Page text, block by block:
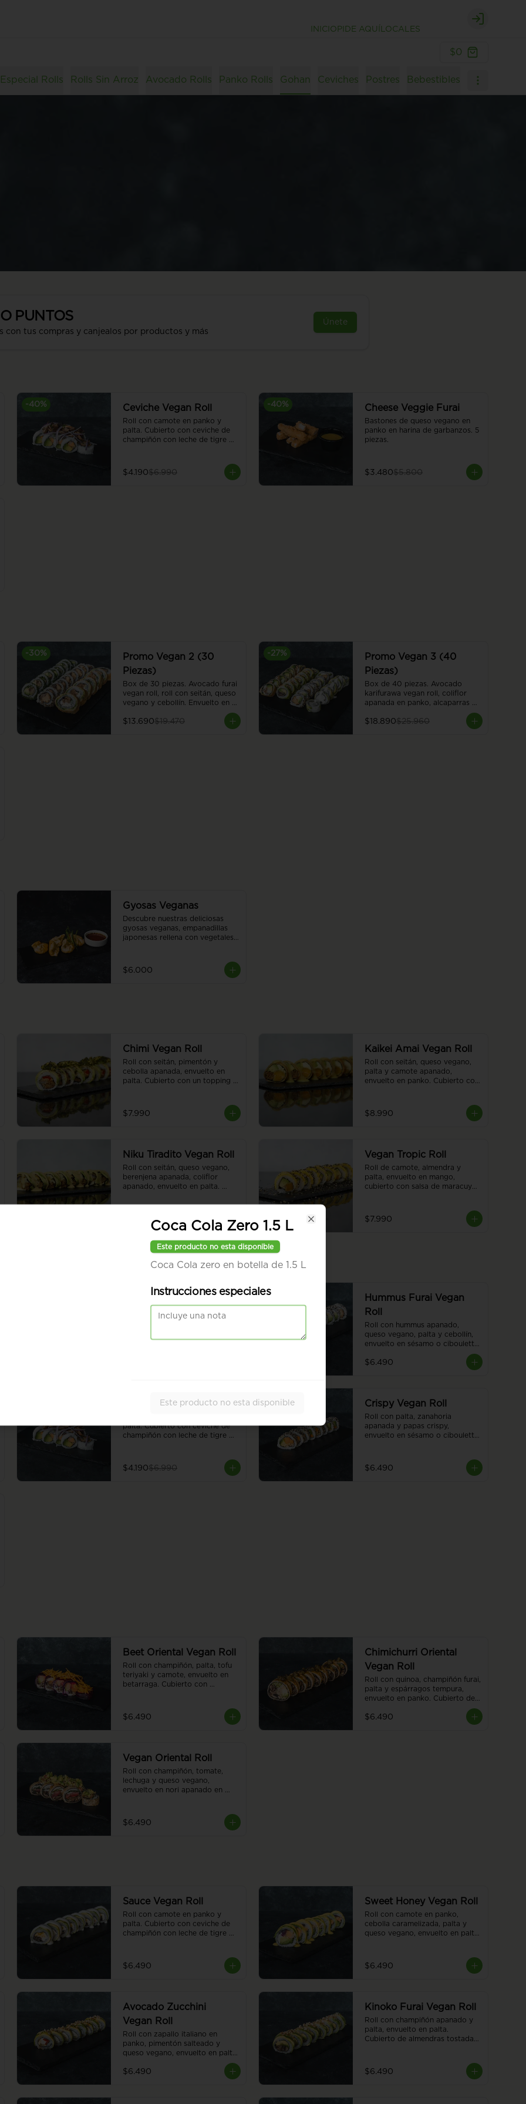
INICIO PIDE AQUÍ LOCALES
Login
$0
Especial Rolls Rolls Sin Arroz Avocado Rolls Panko Rolls Gohan Ceviches Postres Bebestibles
PUNTOS
con tus compras y canjealos por productos y más
Únete
-40% Ceviche Vegan Roll
Roll con camote en panko y
palta. Cubierto con ceviche de
champiñón con leche de tigre
$4.190$6.990
-40% Cheese Veggie Furai
Bastones de queso vegano en
panko en harina de garbanzos. 5
piezas.
$3.480$5.800
-30%
Promo Vegan 2 (30
Piezas)
Box de 30 piezas. Avocado furai
vegan roll, roll con seitán, queso
vegano y cebollín. Envuelto en
furai vegan roll, berenjena
$13.690$19.470
-27%
Promo Vegan 3 (40
Piezas)
Box de 40 piezas. Avocado
karifurawa vegan roll, coliflor
apanada en panko, alcaparras y
queso vegano, envuelto en palta.
Cubierto con salsa acevichada
vegana. Hummus furai vegan roll,
$18.890$25.960
Gyosas Veganas
Descubre nuestras deliciosas
gyosas veganas, empanadillas
japonesas rellena con vegetales
$6.000
Chimi Vegan Roll
Roll con seitán, pimentón y
cebolla apanada, envuelto en
palta. Cubierto con un topping
$7.990
Kaikei Amai Vegan Roll
Roll con seitán, queso vegano,
palta y camote apanado,
envuelto en panko. Cubierto con
$8.990
Niku Tiradito Vegan Roll
Roll con seitán, queso vegano,
berenjena apanada, coliflor
apanado, envuelto en palta.
vegano. Sin arroz. 8 piezas.
Vegan Tropic Roll
Roll de camote, almendra y
palta, envuelto en mango,
cubierto con salsa de maracuyá
$7.990
Red Hummus Vegan
Hummus Furai Vegan
Roll
Roll con hummus apanado,
queso vegano, palta y cebollín,
envuelto en sésamo o ciboulette
$6.490
Ceviche Vegan Roll
palta. Cubierto con ceviche de
champiñón con leche de tigre
$4.190$6.990
Crispy Vegan Roll
Roll con palta, zanahoria
apanada y papas crispy,
envuelto en sésamo o ciboulette
$6.490
Beet Oriental Vegan Roll
Roll con champiñón, palta, tofu
teriyaki y camote, envuelto en
betarraga. Cubierto con
$6.490
Chimichurri Oriental
Vegan Roll
Roll con quinoa, champiñón furai,
palta y espárragos tempura,
envuelto en panko. Cubierto de
piezas.
$6.490
Vegan Oriental Roll
Roll con champiñón, tomate,
lechuga y queso vegano,
envuelto en nori apanado en
$6.490
Sauce Vegan Roll
Roll con camote en panko y
palta. Cubierto con ceviche de
champiñón con leche de tigre
$6.490
Sweet Honey Vegan Roll
Roll con camote en panko,
cebolla caramelizada, palta y
queso vegano, envuelto en palta.
$6.490
Avocado Zucchini
Vegan Roll
Roll con zapallo italiano en
panko, pimentón salteado y
queso vegano, envuelto en palta.
tostadas y salsa teriyaki. 8
$6.490
Kinoko Furai Vegan Roll
Roll con champiñón apanado y
palta, envuelto en palta.
Cubierto de almendras tostadas.
$6.490
Coca Cola Zero 1.5 L
Este producto no esta disponible
Coca Cola zero en botella de 1.5 L
Instrucciones especiales
Este producto no esta disponible